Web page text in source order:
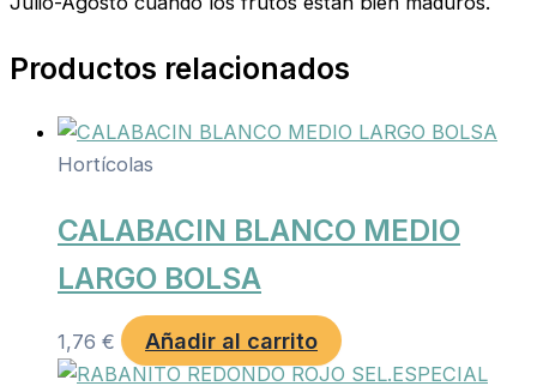
Productos relacionados
Hortícolas
CALABACIN BLANCO MEDIO
LARGO BOLSA
1,76 € Añadir al carrito